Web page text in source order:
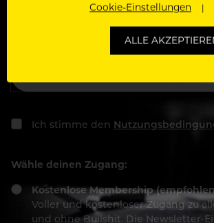
Ich stimme den
Wähle deinen Zugang:
Kostenlose Membership
Voller und kostenloser Zugang zu
und ohne Bullshit. Die Newsletter-
Cookie-Einstellungen
ALLE